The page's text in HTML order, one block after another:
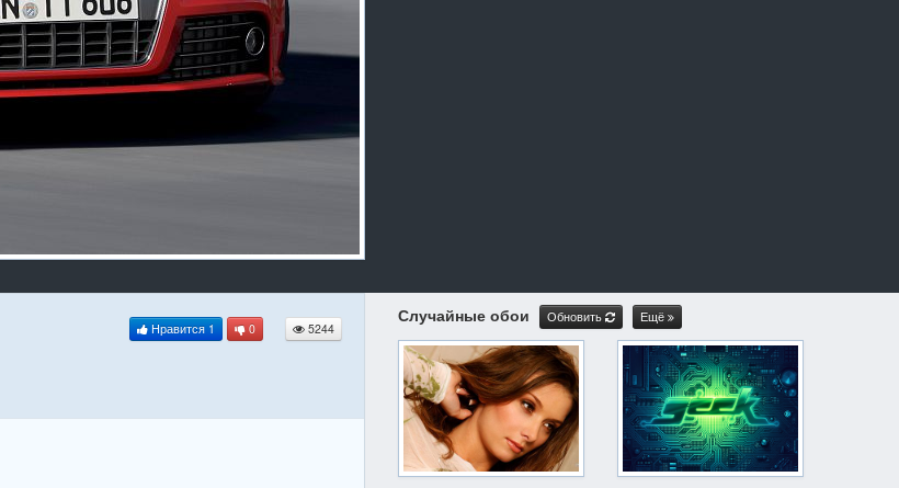
Нравится 1 0 5244
Случайные обои Обновить Ещё